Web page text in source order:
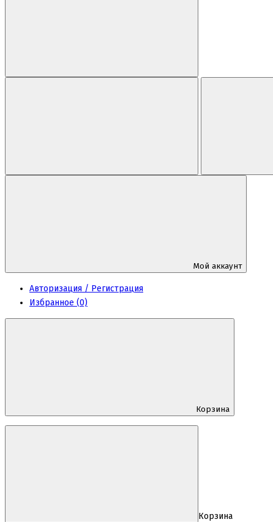
Мой аккаунт
Авторизация / Регистрация
Избранное (0)
Корзина
Корзина